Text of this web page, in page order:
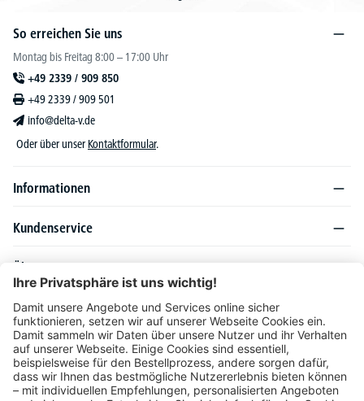
So erreichen Sie uns
Montag bis Freitag 8:00 – 17:00 Uhr
+49 2339 / 909 850
+49 2339 / 909 501
info@delta-v.de
Oder über unser Kontaktformular.
Informationen
Kundenservice
Über DELTA-V
Produktsortiment
Ratgeber
Folgen Sie uns auch auf